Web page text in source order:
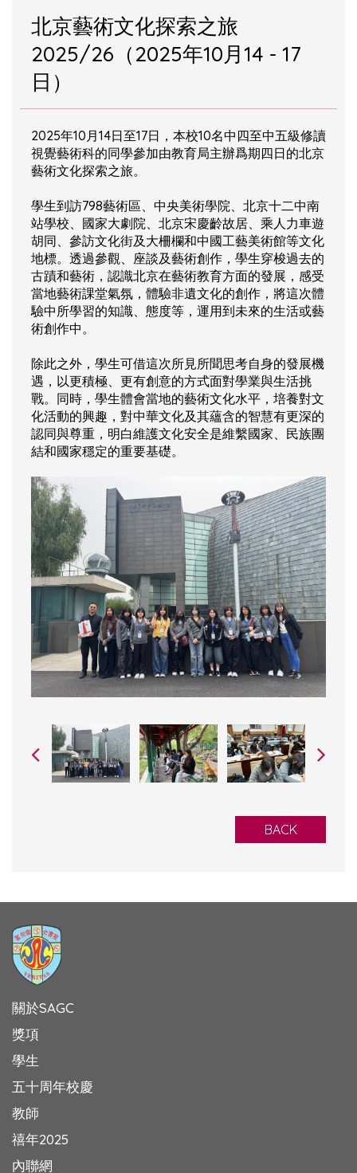
北京藝術文化探索之旅
2025/26（2025年10月14 - 17
日）
2025年10月14日至17日，本校10名中四至中五級修讀
視覺藝術科的同學參加由教育局主辦爲期四日的北京
藝術文化探索之旅。
學生到訪798藝術區、中央美術學院、北京十二中南
站學校、國家大劇院、北京宋慶齡故居、乘人力車遊
胡同、參訪文化街及大柵欄和中國工藝美術館等文化
地標。透過參觀、座談及藝術創作，學生穿梭過去的
古蹟和藝術，認識北京在藝術教育方面的發展，感受
當地藝術課堂氣氛，體驗非遺文化的創作，將這次體
驗中所學習的知識、態度等，運用到未來的生活或藝
術創作中。
除此之外，學生可借這次所見所聞思考自身的發展機
遇，以更積極、更有創意的方式面對學業與生活挑
戰。同時，學生體會當地的藝術文化水平，培養對文
化活動的興趣，對中華文化及其蘊含的智慧有更深的
認同與尊重，明白維護文化安全是維繫國家、民族團
結和國家穩定的重要基礎。
BACK
關於SAGC
獎項
學生
五十周年校慶
教師
禧年2025
內聯網